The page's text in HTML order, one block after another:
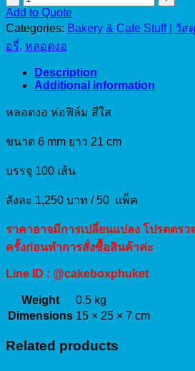
งอ
ห่อ
ฟิล์ม
สีใส
6mm
quantity
Add to Quote
Categories: Bakery & Cafe Stuff | วัส
อรี่, หลอดงอ
Description
Additional information
หลอดงอ ห่อฟิล์ม สีใส
ขนาด 6 mm ยาว 21 cm
บรรจุ 100 เส้น
ลังละ 1,250 บาท / 50 แพ็ค
ราคาอาจมีการเปลี่ยนแปลง โปรดตร
ครั้งก่อนทำการสั่งซื้อสินค้าค่ะ
Line ID : @cakeboxphuket
Weight
0.5 kg
Dimensions 15 × 25 × 7 cm
Related products